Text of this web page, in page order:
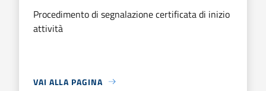
Procedimento di segnalazione certificata di inizio
attività
VAI ALLA PAGINA